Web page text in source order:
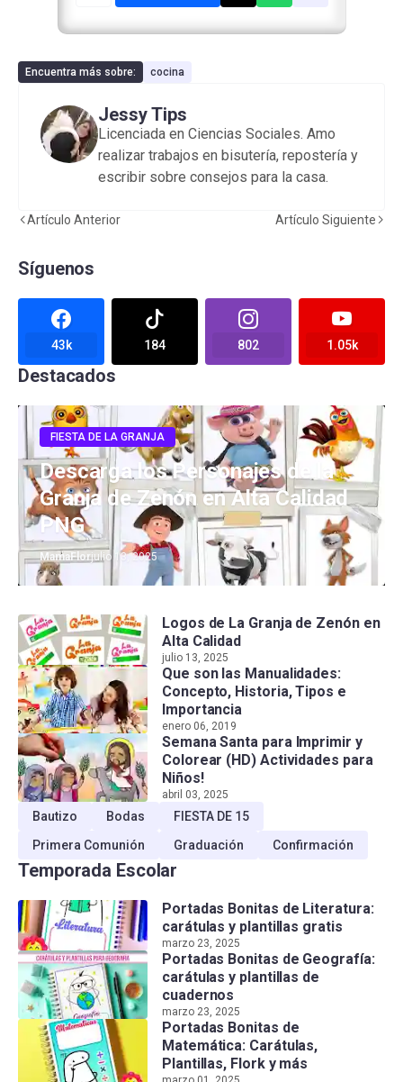
Encuentra más sobre: cocina
Jessy Tips
Licenciada en Ciencias Sociales. Amo
realizar trabajos en bisutería, repostería y
escribir sobre consejos para la casa.
Artículo Anterior Artículo Siguiente
Síguenos
43k 184 802 1.05k
Destacados
FIESTA DE LA GRANJA
Descarga los Personajes de la
Granja de Zenón en Alta Calidad
PNG
MamaFlorjulio 13, 2025
Logos de La Granja de Zenón en
Alta Calidad
julio 13, 2025
Que son las Manualidades:
Concepto, Historia, Tipos e
Importancia
enero 06, 2019
Semana Santa para Imprimir y
Colorear (HD) Actividades para
Niños!
abril 03, 2025
Bautizo Bodas
FIESTA DE 15
Primera Comunión
Graduación Confirmación
Temporada Escolar
Portadas Bonitas de Literatura:
carátulas y plantillas gratis
marzo 23, 2025
Portadas Bonitas de Geografía:
carátulas y plantillas de
cuadernos
marzo 23, 2025
Portadas Bonitas de
Matemática: Carátulas,
Plantillas, Flork y más